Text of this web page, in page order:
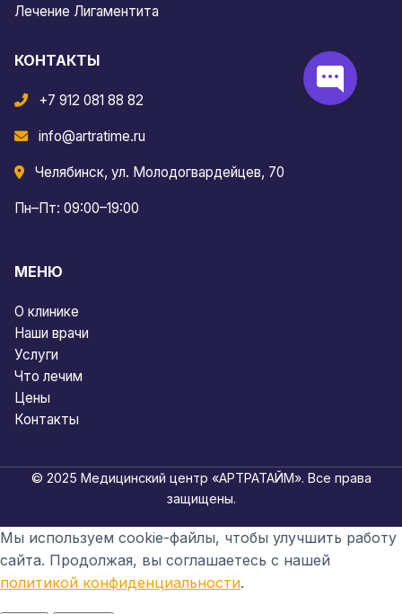
Лечение Лигаментита
КОНТАКТЫ
+7 912 081 88 82
info@artratime.ru
Челябинск, ул. Молодогвардейцев, 70
Пн–Пт: 09:00–19:00
МЕНЮ
О клинике
Наши врачи
Услуги
Что лечим
Цены
Контакты
© 2025 Медицинский центр «АРТРАТАЙМ». Все права
защищены.
Мы используем cookie-файлы, чтобы улучшить работу
сайта. Продолжая, вы соглашаетесь с нашей
политикой конфиденциальности.